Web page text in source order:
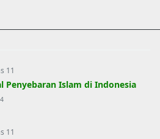
11
Penyebaran Islam di Indonesia
11